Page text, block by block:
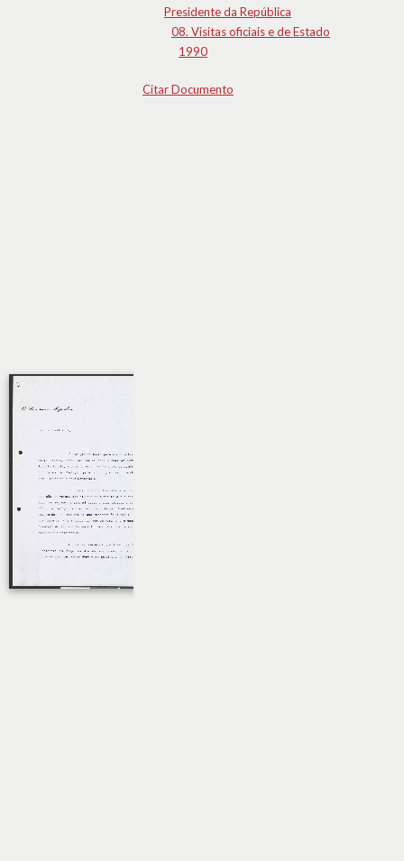
Presidente da República
08. Visitas oficiais e de Estado
1990
Citar Documento